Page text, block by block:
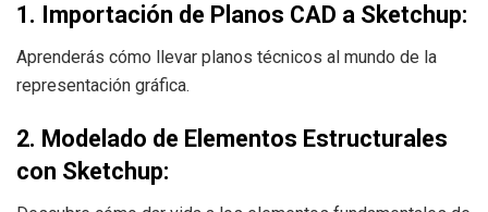
1. Importación de Planos CAD a Sketchup:
Aprenderás cómo llevar planos técnicos al mundo de la
representación gráfica.
2. Modelado de Elementos Estructurales
con Sketchup: